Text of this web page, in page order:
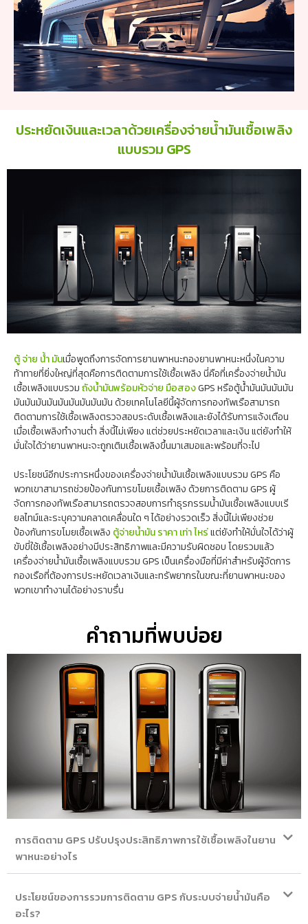
ประหยัดเงินและเวลาด้วยเครื่องจ่ายน้ำมันเชื้อเพลิง
แบบรวม GPS
ตู้ จ่าย น้ํา มันเมื่อพูดถึงการจัดการยานพาหนะกองยานพาหนะหนึ่งในความ
ท้าทายที่ยิ่งใหญ่ที่สุดคือการติดตามการใช้เชื้อเพลิง นี่คือที่เครื่องจ่ายน้ำมัน
เชื้อเพลิงแบบรวมถังน้ำมันพร้อมหัวจ่าย มือสองGPS หรือตู้น้ํามันมันมันมัน
มันมันมันมันมันมันมันมันมัน ด้วยเทคโนโลยีนี้ผู้จัดการกองทัพเรือสามารถ
ติดตามการใช้เชื้อเพลิงตรวจสอบระดับเชื้อเพลิงและยังได้รับการแจ้งเตือน
เมื่อเชื้อเพลิงทำงานต่ำ สิ่งนี้ไม่เพียง แต่ช่วยประหยัดเวลาและเงิน แต่ยังทำให้
มั่นใจได้ว่ายานพาหนะจะถูกเติมเชื้อเพลิงขึ้นมาเสมอและพร้อมที่จะไป
ประโยชน์อีกประการหนึ่งของเครื่องจ่ายน้ำมันเชื้อเพลิงแบบรวม GPS คือ
พวกเขาสามารถช่วยป้องกันการขโมยเชื้อเพลิง ด้วยการติดตาม GPS ผู้
จัดการกองทัพเรือสามารถตรวจสอบการทำธุรกรรมน้ำมันเชื้อเพลิงแบบเรี
ยลไทม์และระบุความคลาดเคลื่อนใด ๆ ได้อย่างรวดเร็ว สิ่งนี้ไม่เพียงช่วย
ป้องกันการขโมยเชื้อเพลิง ตู้จ่ายน้ำมัน ราคา เท่า ไหร่แต่ยังทำให้มั่นใจได้ว่าผู้
ขับขี่ใช้เชื้อเพลิงอย่างมีประสิทธิภาพและมีความรับผิดชอบ โดยรวมแล้ว
เครื่องจ่ายน้ำมันเชื้อเพลิงแบบรวม GPS เป็นเครื่องมือที่มีค่าสำหรับผู้จัดการ
กองเรือที่ต้องการประหยัดเวลาเงินและทรัพยากรในขณะที่ยานพาหนะของ
พวกเขาทำงานได้อย่างราบรื่น
คำถามที่พบบ่อย
การติดตาม GPS ปรับปรุงประสิทธิภาพการใช้เชื้อเพลิงในยาน
พาหนะอย่างไร
ประโยชน์ของการรวมการติดตาม GPS กับระบบจ่ายน้ำมันคือ
อะไร?